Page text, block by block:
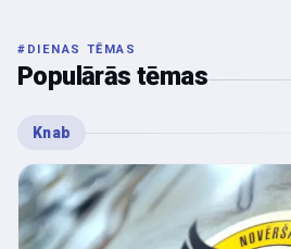
# DIENAS TĒMAS
Populārās tēmas
Knab